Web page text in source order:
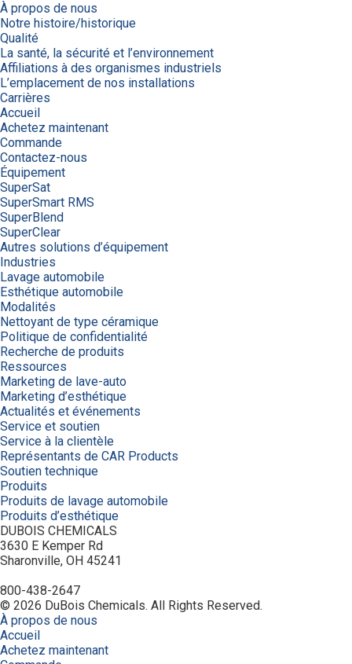
À propos de nous
Notre histoire/historique
Qualité
La santé, la sécurité et l’environnement
Affiliations à des organismes industriels
L’emplacement de nos installations
Carrières
Accueil
Achetez maintenant
Commande
Contactez-nous
Équipement
SuperSat
SuperSmart RMS
SuperBlend
SuperClear
Autres solutions d’équipement
Industries
Lavage automobile
Esthétique automobile
Modalités
Nettoyant de type céramique
Politique de confidentialité
Recherche de produits
Ressources
Marketing de lave-auto
Marketing d’esthétique
Actualités et événements
Service et soutien
Service à la clientèle
Représentants de CAR Products
Soutien technique
Produits
Produits de lavage automobile
Produits d’esthétique
DUBOIS CHEMICALS
3630 E Kemper Rd
Sharonville, OH 45241
800-438-2647
© 2026 DuBois Chemicals. All Rights Reserved.
À propos de nous
Accueil
Achetez maintenant